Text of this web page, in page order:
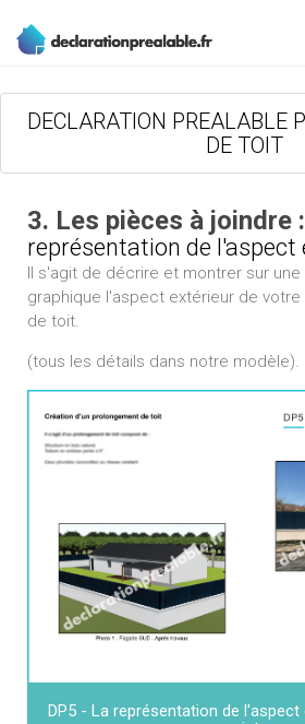
DECLARATION PREALABLE
DE TOIT
3. Les pièces à joindre :
représentation de l'aspect
Il s'agit de décrire et montrer sur
graphique l'aspect extérieur de
de toit.
(tous les détails dans notre modèle).
DP5 - La représentation de